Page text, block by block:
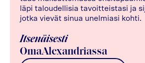
läpi taloudellisia tavoitteistasi ja
jotka vievät sinua unelmiasi kohti.
Itsenäisesti
OmaAlexandriassa